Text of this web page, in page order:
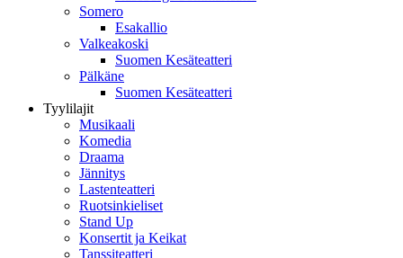
Somero
Esakallio
Valkeakoski
Suomen Kesäteatteri
Pälkäne
Suomen Kesäteatteri
Tyylilajit
Musikaali
Komedia
Draama
Jännitys
Lastenteatteri
Ruotsinkieliset
Stand Up
Konsertit ja Keikat
Tanssiteatteri